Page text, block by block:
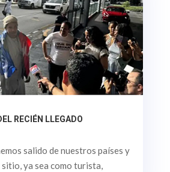
RECIÉN LLEGADO
salido de nuestros países y
ya sea como turista,